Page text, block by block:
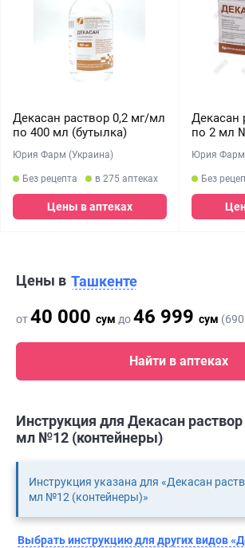
Декасан раствор 0,2 мг/мл
по 400 мл (бутылка)
Юрия Фарм (Украина)
Без рецепта в 275 аптеках
Цены в аптеках
Декасан
по 2 мл
Юрия Фарм
Без
Цены в Ташкенте
от40 000 сум до46 999 сум
Найти в аптеках
Инструкция для Декасан
мл №12 (контейнеры)
Инструкция указана для «Декасан
мл №12 (контейнеры)»
Выбрать инструкцию для других видов